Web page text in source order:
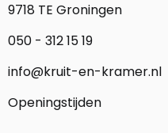
9718 TE Groningen
050 - 312 15 19
info@kruit-en-kramer.nl
Openingstijden